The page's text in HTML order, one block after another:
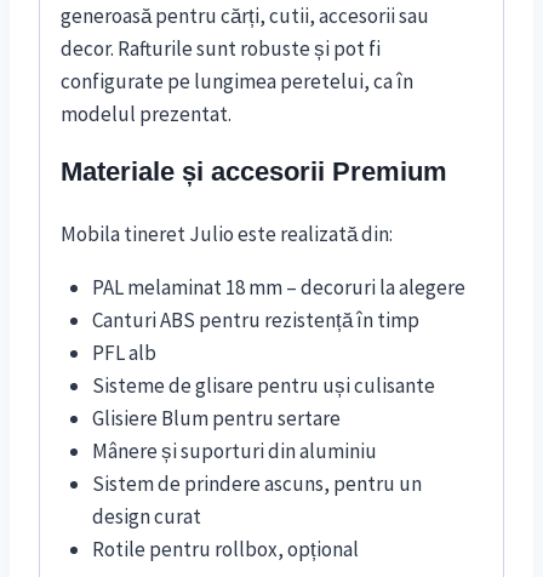
generoasă pentru cărți, cutii, accesorii sau
decor. Rafturile sunt robuste și pot fi
configurate pe lungimea peretelui, ca în
modelul prezentat.
Materiale și accesorii Premium
Mobila tineret Julio este realizată din:
PAL melaminat 18 mm – decoruri la alegere
Canturi ABS pentru rezistență în timp
PFL alb
Sisteme de glisare pentru uși culisante
Glisiere Blum pentru sertare
Mânere și suporturi din aluminiu
Sistem de prindere ascuns, pentru un
design curat
Rotile pentru rollbox, opțional